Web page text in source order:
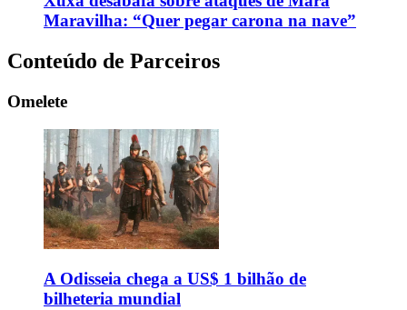
Maravilha: “Quer pegar carona na nave”
Conteúdo de Parceiros
Omelete
A Odisseia chega a US$ 1 bilhão de
bilheteria mundial